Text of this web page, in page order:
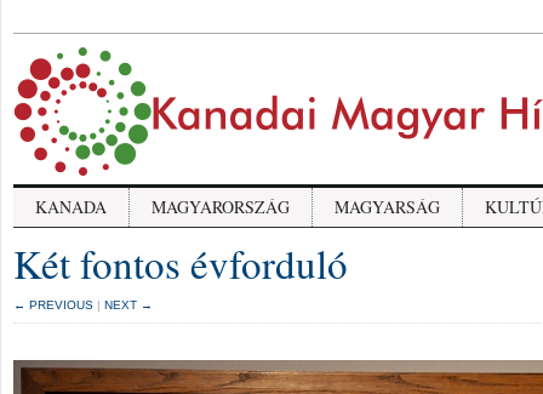
KANADA MAGYARORSZÁG MAGYARSÁG
Két fontos évforduló
← PREVIOUS | NEXT →